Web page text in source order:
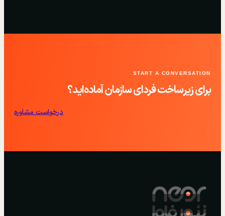
START A CONVERSATION
برای زیرساخت فردای سازمان آماده‌اید؟
درخواست مشاوره